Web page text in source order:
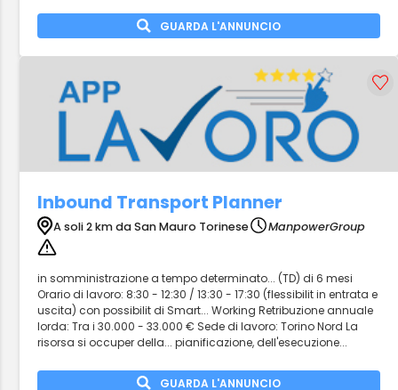
GUARDA L'ANNUNCIO
Inbound Transport Planner
A soli 2 km da San Mauro Torinese ManpowerGroup
in somministrazione a tempo determinato... (TD) di 6 mesi
Orario di lavoro: 8:30 - 12:30 / 13:30 - 17:30 (flessibilit in entrata e
uscita) con possibilit di Smart... Working Retribuzione annuale
lorda: Tra i 30.000 - 33.000 € Sede di lavoro: Torino Nord La
risorsa si occuper della... pianificazione, dell'esecuzione...
GUARDA L'ANNUNCIO